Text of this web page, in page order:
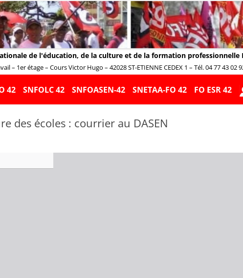
de l'éducation, de la culture et de la formation professionnelle
– 1er étage – Cours Victor Hugo – 42028 ST-ETIENNE CEDEX 1 – Tél. 04 77 43 02
Aller
contenu
42 SNFOLC 42 SNFOASEN-42 SNETAA-FO 42 FO ESR 42
des écoles : courrier au DASEN